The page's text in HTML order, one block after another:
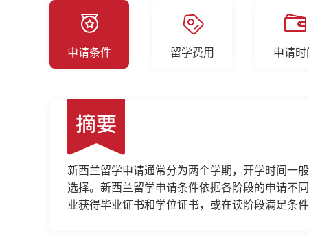
申请条件 留学费用 申请时
新西兰留学申请通常分为两个学期，开学时间一
选择。新西兰留学申请条件依据各阶段的申请不
业获得毕业证书和学位证书，或在读阶段满足条件